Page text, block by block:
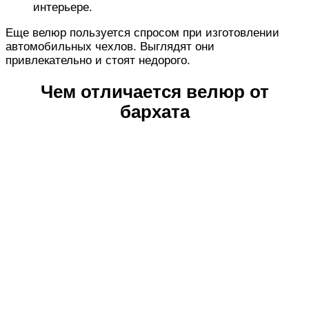
интерьере.
Еще велюр пользуется спросом при изготовлении
автомобильных чехлов. Выглядят они
привлекательно и стоят недорого.
Чем отличается велюр от
бархата